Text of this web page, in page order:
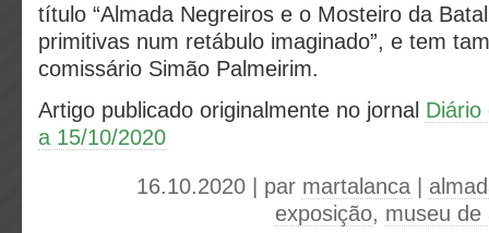
título “Almada Negreiros e o Mosteiro da
primitivas num retábulo imaginado”, e tem
comissário Simão Palmeirim.
Artigo publicado originalmente no jornal Diário
a 15/10/2020
16.10.2020 | par martalanca
exposição, museu de